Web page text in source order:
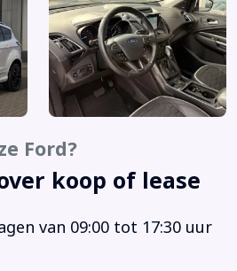
Braking
verstelbaar
Ford?
koop of lease
van 09:00 tot 17:30 uur